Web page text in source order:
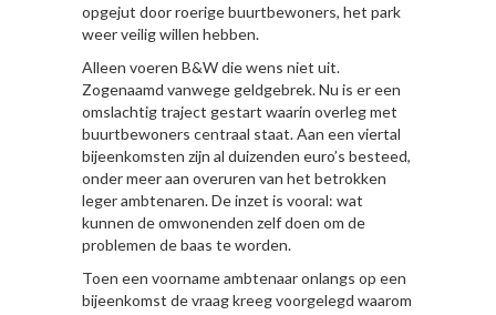
opgejut door roerige buurtbewoners, het park
weer veilig willen hebben.
Alleen voeren B&W die wens niet uit.
Zogenaamd vanwege geldgebrek. Nu is er een
omslachtig traject gestart waarin overleg met
buurtbewoners centraal staat. Aan een viertal
bijeenkomsten zijn al duizenden euro’s besteed,
onder meer aan overuren van het betrokken
leger ambtenaren. De inzet is vooral: wat
kunnen de omwonenden zelf doen om de
problemen de baas te worden.
Toen een voorname ambtenaar onlangs op een
bijeenkomst de vraag kreeg voorgelegd waarom